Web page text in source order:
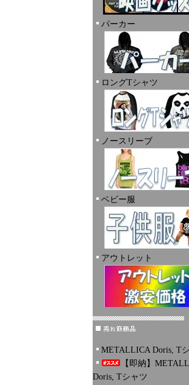
パーカー
ロングTシャツ
ノースリーブ
ベビー服
アウトレット
METALLICA Doris, T
【即納】
Doris, Tシャツ